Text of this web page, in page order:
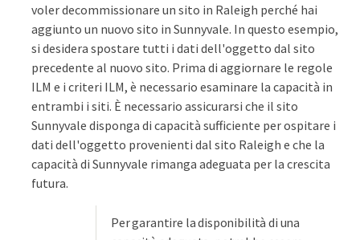
voler decommissionare un sito in Raleigh perché hai
aggiunto un nuovo sito in Sunnyvale. In questo esempio,
si desidera spostare tutti i dati dell'oggetto dal sito
precedente al nuovo sito. Prima di aggiornare le regole
ILM e i criteri ILM, è necessario esaminare la capacità in
entrambi i siti. È necessario assicurarsi che il sito
Sunnyvale disponga di capacità sufficiente per ospitare i
dati dell'oggetto provenienti dal sito Raleigh e che la
capacità di Sunnyvale rimanga adeguata per la crescita
futura.
Per garantire la disponibilità di una